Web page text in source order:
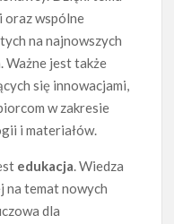
oraz wspólne
na najnowszych
Ważne jest także
się innowacjami,
w zakresie
i materiałów.
edukacja. Wiedza
na temat nowych
dla